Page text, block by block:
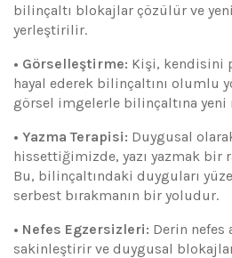
bilinçaltı blokajlar çözülür ve
yerleştirilir.
• Görselleştirme: Kişi, kendisini
hayal ederek bilinçaltını olumlu
görsel imgelerle bilinçaltına yeni
• Yazma Terapisi: Duygusal
hissettiğimizde, yazı yazmak bir
Bu, bilinçaltındaki duyguları
serbest bırakmanın bir yoludur.
• Nefes Egzersizleri: Derin nefes
sakinleştirir ve duygusal